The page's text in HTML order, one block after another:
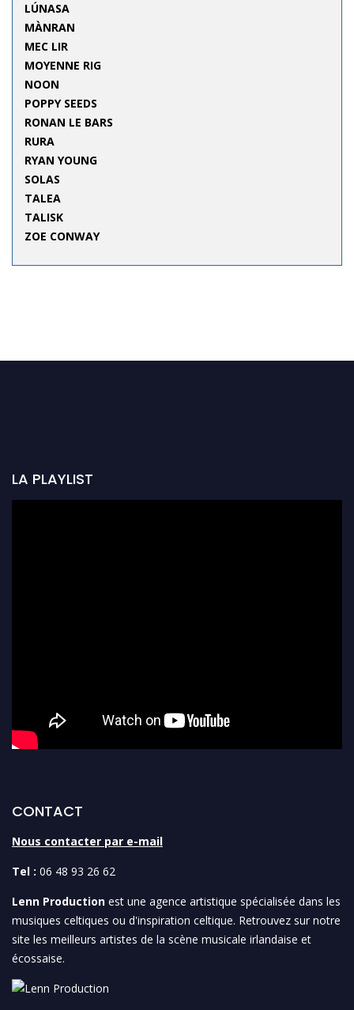
LÚNASA
MÀNRAN
MEC LIR
MOYENNE RIG
NOON
POPPY SEEDS
RONAN LE BARS
RURA
RYAN YOUNG
SOLAS
TALEA
TALISK
ZOE CONWAY
LA PLAYLIST
CONTACT
Nous contacter par e-mail
Tel : 06 48 93 26 62
Lenn Production est une agence artistique spécialisée dans les
musiques celtiques ou d'inspiration celtique. Retrouvez sur notre
site les meilleurs artistes de la scène musicale irlandaise et
écossaise.